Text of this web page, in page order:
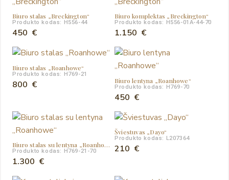
Biuro stalas „Breckington“
Produkto kodas: H556-44
450 €
Biuro komplektas „Breckington“
Produkto kodas: H556-01A-44-70
1.150 €
Biuro stalas „Roanhowe“
Produkto kodas: H769-21
800 € Biuro lentyna „Roanhowe“
Produkto kodas: H769-70
450 €
Biuro stalas su lentyna „Roanhowe“
Produkto kodas: H769-21-70
1.300 €
Šviestuvas „Dayo“
Produkto kodas: L207364
210 €